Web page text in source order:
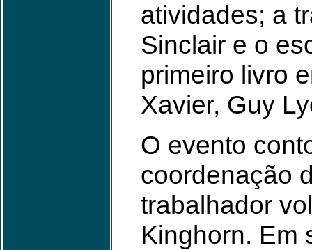
atividades; a
Sinclair e o
primeiro livro
Xavier, Guy
O evento
coordenação
trabalhador
Kinghorn. Em